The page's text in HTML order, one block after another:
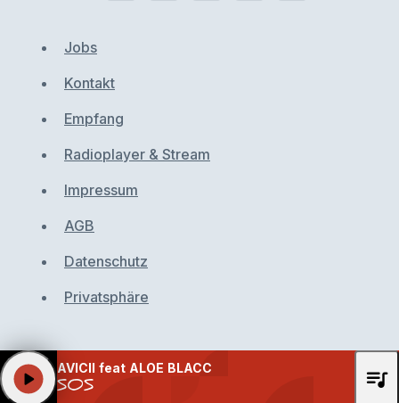
Jobs
Kontakt
Empfang
Radioplayer & Stream
Impressum
AGB
Datenschutz
Privatsphäre
AVICII feat ALOE BLACC
SOS
play_arrow queue_music